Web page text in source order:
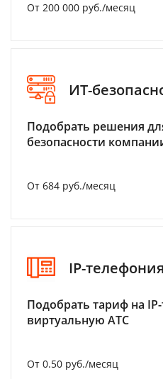
От 200 000 руб./месяц
ИТ-
Подобрать решения
безопасности
От 684 руб./месяц
IP-телефония
Подобрать тариф на
виртуальную АТС
От 0.50 руб./месяц